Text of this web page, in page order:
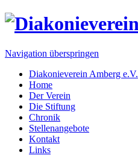
Navigation überspringen
Diakonieverein Amberg e.V.
Home
Der Verein
Die Stiftung
Chronik
Stellenangebote
Kontakt
Links